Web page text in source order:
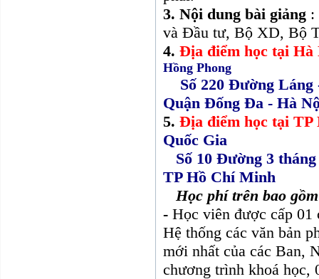
3. Nội dung bài giảng:
và Đầu tư, Bộ XD, Bộ
4. Địa điểm học tại Hà
Hồng Phong
Số 220 Đường Láng
Quận Đống Đa - Hà
5. Địa điểm học tại TP
Quốc Gia
Số 10 Đường 3 tháng
TP Hồ Chí Minh
Học phí trên bao gồm
- Học viên được cấp 01
Hệ thống các văn bản
mới nhất của các Ban,
chương trình khoá học,